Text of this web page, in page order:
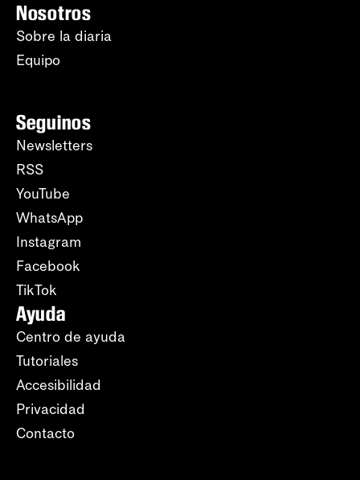
Nosotros
Sobre la diaria
Equipo
Seguinos
Newsletters
RSS
YouTube
WhatsApp
Instagram
Facebook
TikTok
Ayuda
Centro de ayuda
Tutoriales
Accesibilidad
Privacidad
Contacto